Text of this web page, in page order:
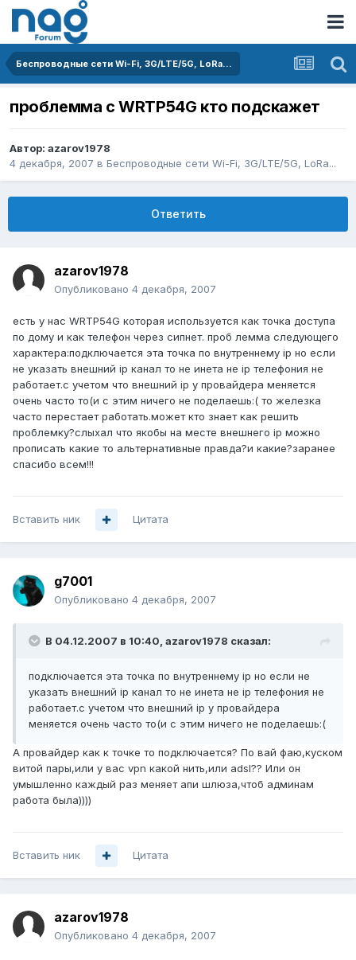
Беспроводные сети Wi-Fi, 3G/LTE/5G, LoRa...
проблемма с WRTP54G кто подскажет
Автор: azarov1978
4 декабря, 2007 в Беспроводные сети Wi-Fi, 3G/LTE/5G, LoRa...
Ответить
azarov1978
Опубликовано 4 декабря, 2007
есть у нас WRTP54G которая используется как точка доступа
по дому и как телефон через сипнет. проб лемма следующего
характера:подключается эта точка по внутреннему ip но если
не указать внешний ip канал то не инета не ip телефония не
работает.с учетом что внешний ip у провайдера меняется
очень часто то(и с этим ничего не поделаешь:( то железка
часто перестает работать.может кто знает как решить
проблемку?слыхал что якобы на месте внешнего ip можно
прописать какие то альтернативные правда?и какие?заранее
спасибо всем!!!
Вставить ник Цитата
g7001
Опубликовано 4 декабря, 2007
В 04.12.2007 в 10:40, azarov1978 сказал:
подключается эта точка по внутреннему ip но если не
указать внешний ip канал то не инета не ip телефония не
работает.с учетом что внешний ip у провайдера
меняется очень часто то(и с этим ничего не поделаешь:(
А провайдер как к точке то подключается? По вай фаю,куском
витой пары,или у вас vpn какой нить,или adsl?? Или он
умышленно каждый раз меняет апи шлюза,чтоб админам
работа была))))
Вставить ник Цитата
azarov1978
Опубликовано 4 декабря, 2007